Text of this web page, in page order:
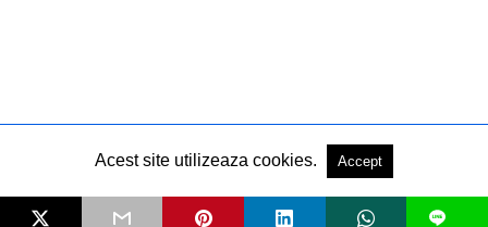
Acest site utilizeaza cookies. Accept